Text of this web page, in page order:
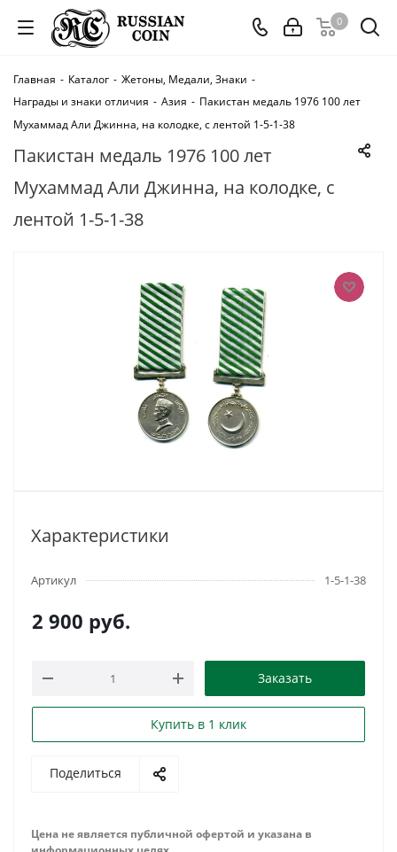
0
Главная - Каталог - Жетоны, Медали, Знаки -
Награды и знаки отличия - Азия - Пакистан медаль 1976 100 лет
Мухаммад Али Джинна, на колодке, с лентой 1-5-1-38
Пакистан медаль 1976 100 лет
Мухаммад Али Джинна, на колодке, с
лентой 1-5-1-38
Характеристики
Артикул 1-5-1-38
2 900 руб.
Заказать
Купить в 1 клик
Поделиться
Цена не является публичной офертой и указана в